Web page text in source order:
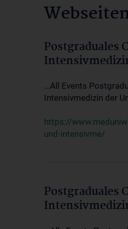
Postgraduales
...All Events
Intensivmedizin der
https://
und-intensivme/
Postgraduales